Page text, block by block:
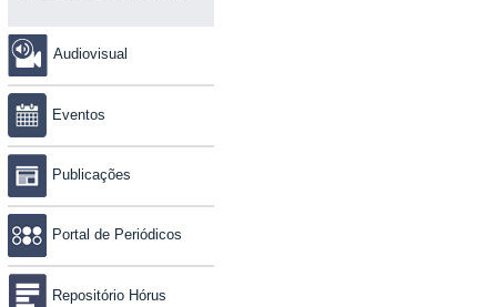
Audiovisual
Eventos
Publicações
Portal de Periódicos
Repositório Hórus